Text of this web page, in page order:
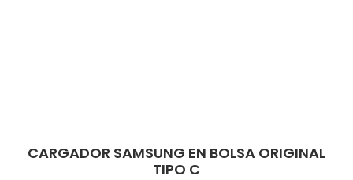
CARGADOR SAMSUNG EN BOLSA ORIGINAL
TIPO C